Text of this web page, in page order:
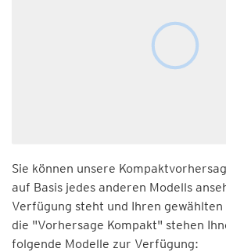
Sie können unsere
auf Basis jedes anderen Modells
Verfügung steht und Ihren
die "Vorhersage Kompakt" stehen
folgende Modelle zur Verfügung: